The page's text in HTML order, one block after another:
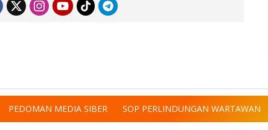
PEDOMAN MEDIA SIBER SOP PERLINDUNGAN WARTAWAN